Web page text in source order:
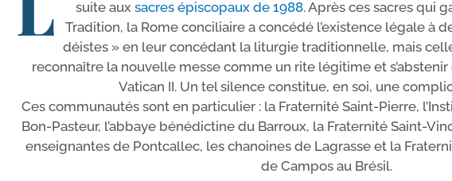
suite aux sacres épis­co­paux de 1988. Après ces sacres qui
Tradition, la Rome conci­liaire a concé­dé l’exis­tence légale à
déistes » en leur concé­dant la litur­gie tra­di­tion­nelle, mais
recon­naître la nou­velle messe comme un rite légi­time et
Vatican II. Un tel silence consti­tue, en soi, une
Ces com­mu­nau­tés sont en par­ti­cu­lier : la Fraternité Saint-​Pierre,
Bon-​Pasteur, l’ab­baye béné­dic­tine du Barroux, la Fraternité Saint-​
ensei­gnantes de Pontcallec, les cha­noines de Lagrasse et la
de Campos au Brésil.